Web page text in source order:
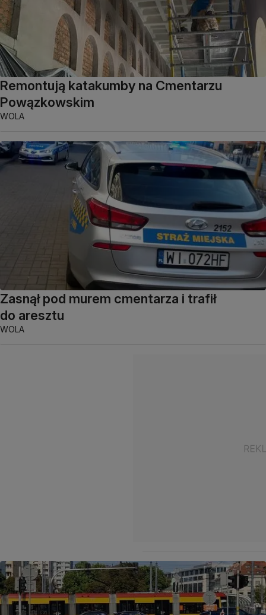
Remontują katakumby na Cmentarzu
Powązkowskim
WOLA
Zasnął pod murem cmentarza i trafił
do aresztu
WOLA